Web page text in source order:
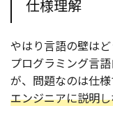
仕様理解
やはり言語の壁はど
プログラミング言
が、問題なのは仕様
エンジニアに説明